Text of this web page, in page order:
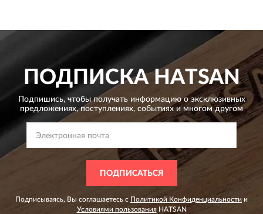
ПОДПИСКАHATSAN
Подпишись, чтобы получать информацию о эксклюзивных
предложениях,поступлениях, событиях и многом другом
ПОДПИСАТЬСЯ
Подписываясь, Вы соглашаетесь с Политикой Конфиденциальности и
Условиями пользованияHATSAN